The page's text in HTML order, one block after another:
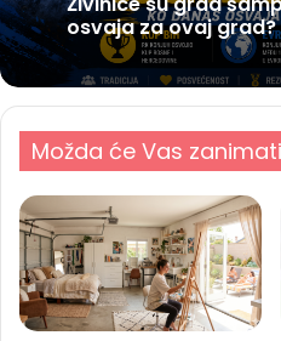
osvaja za ovaj grad?
Možda će Vas